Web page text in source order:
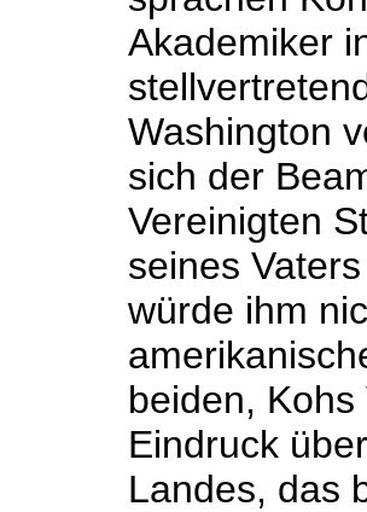
Akademiker
Washington
sich der
Vereinigten
seines
würde ihm
beiden,
Eindruck
Landes, das